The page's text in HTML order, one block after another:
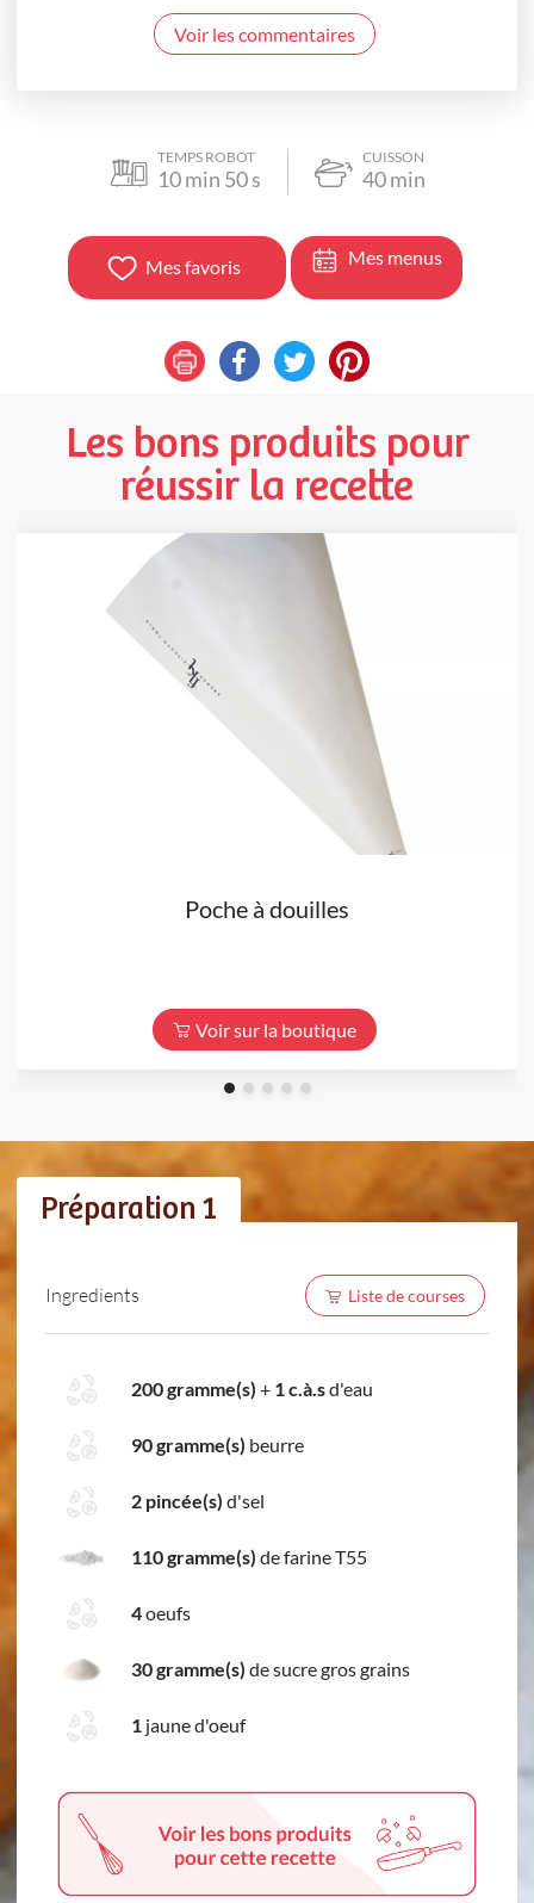
Voir les commentaires
TEMPS ROBOT
10min 50s
CUISSON
40min
Mes favoris Mes menus
Les bons produits pour
réussir la recette
Poche à douilles
Voir sur la boutique
Préparation 1
Ingredients Liste de courses
200 gramme(s) + 1 c.à.sd'eau
90 gramme(s) beurre
2 pincée(s) d'sel
110 gramme(s) de farine T55
4oeufs
30 gramme(s) de sucre gros grains
1 jaune d'oeuf